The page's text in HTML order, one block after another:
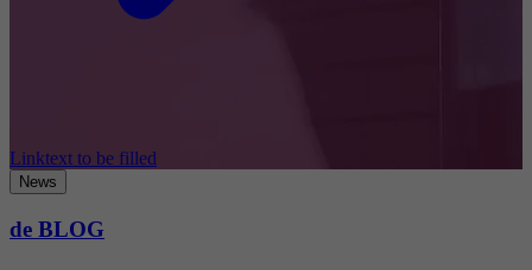
Linktext to be filled
News
de BLOG